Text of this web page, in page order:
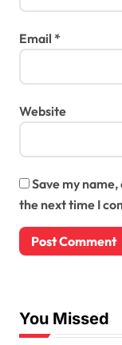
Email *
Website
Save my
the next time I
You Missed